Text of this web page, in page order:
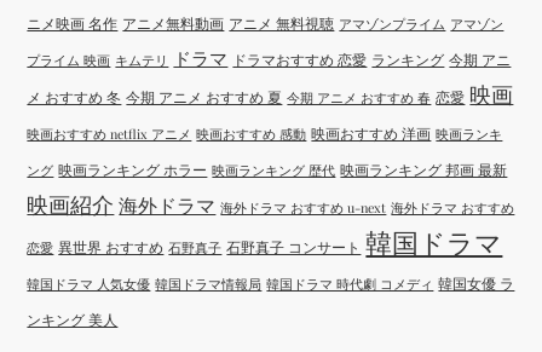
ニメ映画 名作 アニメ無料動画 アニメ 無料視聴 アマゾンプライム アマゾン
プライム 映画 キムテリ ドラマ ドラマおすすめ 恋愛 ランキング 今期 アニ
メ おすすめ 冬 今期 アニメ おすすめ 夏 今期 アニメ おすすめ 春 恋愛 映画
映画おすすめ netflix アニメ 映画おすすめ 感動 映画おすすめ 洋画 映画ランキ
ング 映画ランキング ホラー 映画ランキング 歴代 映画ランキング 邦画 最新
映画紹介 海外ドラマ 海外ドラマ おすすめ u-next 海外ドラマ おすすめ
恋愛 異世界 おすすめ 石野真子 石野真子 コンサート 韓国ドラマ
韓国ドラマ 人気女優 韓国ドラマ情報局 韓国ドラマ 時代劇 コメディ 韓国女優 ラ
ンキング 美人